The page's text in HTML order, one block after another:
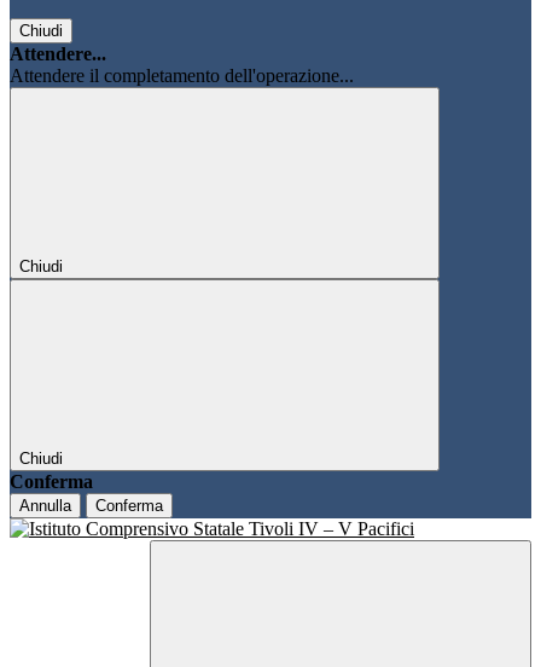
Chiudi
Attendere...
Attendere il completamento dell'operazione...
Chiudi
Chiudi
Conferma
Annulla Conferma